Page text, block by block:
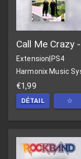
Call Me Crazy
Extension PS4
Harmonix Music
€1,99
DÉTAIL ☆